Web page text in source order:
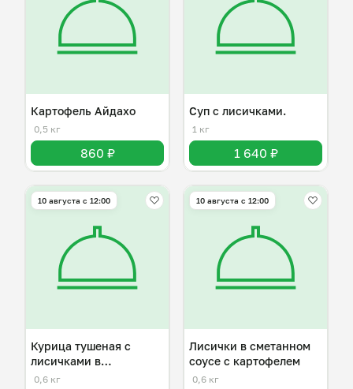
Картофель Айдахо
0,5 кг
860 ₽
Суп с лисичками.
1 кг
1 640 ₽
10 августа с 12:00
Курица тушеная с
лисичками в
сметанном соусе
0,6 кг
10 августа с 12:00
Лисички в сметанном
соусе с картофелем
0,6 кг